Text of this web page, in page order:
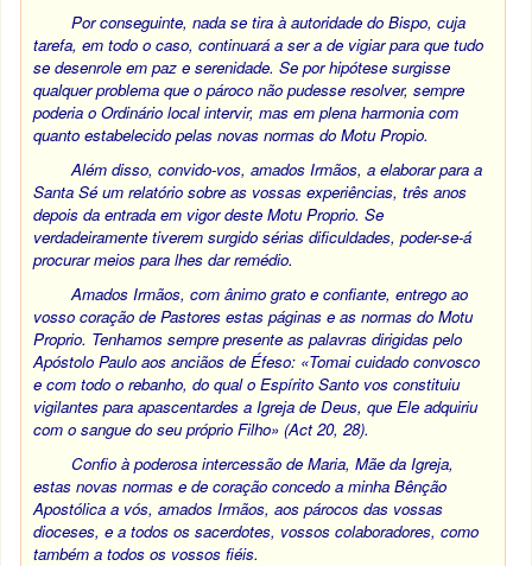
Por conseguinte, nada se tira à autoridade do Bispo, cuja
tarefa, em todo o caso, continuará a ser a de vigiar para que tudo
se desenrole em paz e serenidade. Se por hipótese surgisse
qualquer problema que o pároco não pudesse resolver, sempre
poderia o Ordinário local intervir, mas em plena harmonia com
quanto estabelecido pelas novas normas do Motu Propio.
Além disso, convido-vos, amados Irmãos, a elaborar para a
Santa Sé um relatório sobre as vossas experiências, três anos
depois da entrada em vigor deste Motu Proprio. Se
verdadeiramente tiverem surgido sérias dificuldades, poder-se-á
procurar meios para lhes dar remédio.
Amados Irmãos, com ânimo grato e confiante, entrego ao
vosso coração de Pastores estas páginas e as normas do Motu
Proprio. Tenhamos sempre presente as palavras dirigidas pelo
Apóstolo Paulo aos anciãos de Éfeso: «Tomai cuidado convosco
e com todo o rebanho, do qual o Espírito Santo vos constituiu
vigilantes para apascentardes a Igreja de Deus, que Ele adquiriu
com o sangue do seu próprio Filho» (Act20, 28).
Confio à poderosa intercessão de Maria, Mãe da Igreja,
estas novas normas e de coração concedo a minha Bênção
Apostólica a vós, amados Irmãos, aos párocos das vossas
dioceses, e a todos os sacerdotes, vossos colaboradores, como
também a todos os vossos fiéis.